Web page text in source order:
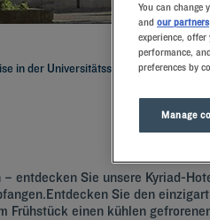
in der Universitätsstadt Poitiers?
– entdecken Sie unsere Kyriad-
Sie den
Frühstück einen kühlen
You can change
and our partners
experience,
performance,
preferences by
Manage